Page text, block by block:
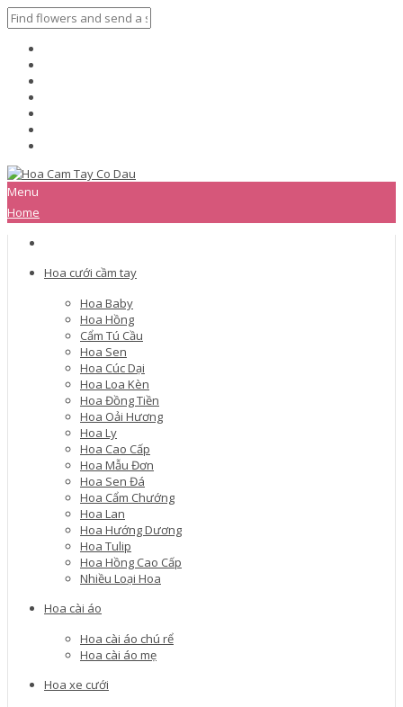
Menu
Home
Hoa cưới cầm tay
Hoa Baby
Hoa Hồng
Cẩm Tú Cầu
Hoa Sen
Hoa Cúc Dại
Hoa Loa Kèn
Hoa Đồng Tiền
Hoa Oải Hương
Hoa Ly
Hoa Cao Cấp
Hoa Mẫu Đơn
Hoa Sen Đá
Hoa Cẩm Chướng
Hoa Lan
Hoa Hướng Dương
Hoa Tulip
Hoa Hồng Cao Cấp
Nhiều Loại Hoa
Hoa cài áo
Hoa cài áo chú rể
Hoa cài áo mẹ
Hoa xe cưới